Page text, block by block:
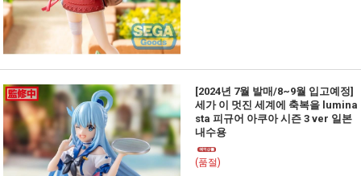
[2024년 7월 발매/8~9월 입고예정]
세가 이 멋진 세계에 축복을 lumina
sta 피규어 아쿠아 시즌 3 ver 일본
내수용
(품절)